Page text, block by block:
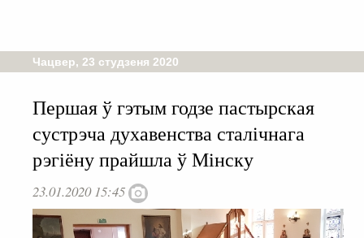
Чацвер, 23 студзеня 2020
Першая ў гэтым годзе пастырская
сустрэча духавенства сталічнага
рэгіёну прайшла ў Мінску
23.01.2020 15:45